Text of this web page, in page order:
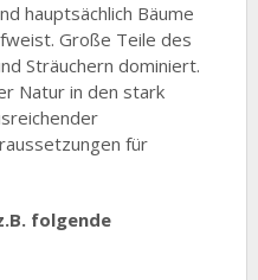
hauptsächlich Bäume
Große Teile des
Sträuchern dominiert.
Natur in den stark
für
folgende